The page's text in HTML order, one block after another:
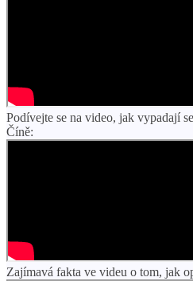
Podívejte se na video, jak vypadají
Číně:
Zajímavá fakta ve videu o tom, jak